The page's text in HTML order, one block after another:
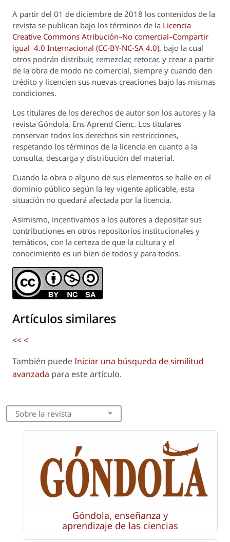
A partir del 01 de diciembre de 2018 los contenidos de la
revista se publican bajo los términos de la Licencia
Creative Commons Atribución–No comercial–Compartir
igual 4.0 Internacional (CC-BY-NC-SA 4.0), bajo la cual
otros podrán distribuir, remezclar, retocar, y crear a partir
de la obra de modo no comercial, siempre y cuando den
crédito y licencien sus nuevas creaciones bajo las mismas
condiciones.
Los titulares de los derechos de autor son los autores y la
revista Góndola, Ens Aprend Cienc. Los titulares
conservan todos los derechos sin restricciones,
respetando los términos de la licencia en cuanto a la
consulta, descarga y distribución del material.
Cuando la obra o alguno de sus elementos se halle en el
dominio público según la ley vigente aplicable, esta
situación no quedará afectada por la licencia.
Asimismo, incentivamos a los autores a depositar sus
contribuciones en otros repositorios institucionales y
temáticos, con la certeza de que la cultura y el
conocimiento es un bien de todos y para todos.
Artículos similares
<<<
También puedeIniciar una búsqueda de similitud
avanzada para este artículo.
Sobre la revista
Góndola, enseñanza y
aprendizaje de las ciencias